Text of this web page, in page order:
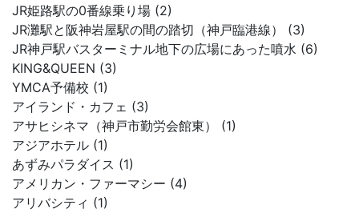
JR姫路駅の0番線乗り場 (2)
JR灘駅と阪神岩屋駅の間の踏切（神戸臨港線） (3)
JR神戸駅バスターミナル地下の広場にあった噴水 (6)
KING&QUEEN (3)
YMCA予備校 (1)
アイランド・カフェ (3)
アサヒシネマ（神戸市勤労会館東） (1)
アジアホテル (1)
あずみパラダイス (1)
アメリカン・ファーマシー (4)
アリバシティ (1)